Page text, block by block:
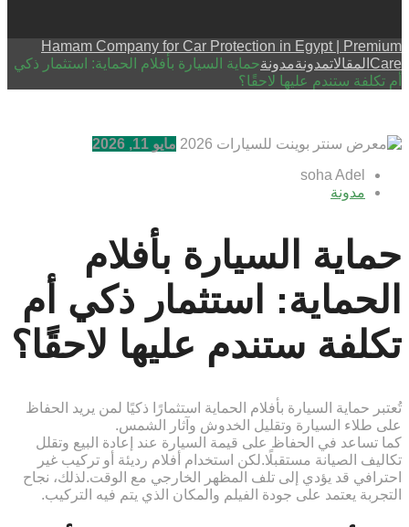
Hamam Company for Car Protection in Egypt | Premium
Care المقالاتمدونةمدونةحماية السيارة بأفلام الحماية: استثمار ذكي
أم تكلفة ستندم عليها لاحقًا؟
مايو 11, 2026
soha Adel
مدونة
حماية السيارة بأفلام
الحماية: استثمار ذكي أم
تكلفة ستندم عليها لاحقًا؟
تُعتبر حماية السيارة بأفلام الحماية استثمارًا ذكيًا لمن يريد الحفاظ
على طلاء السيارة وتقليل الخدوش وآثار الشمس.
كما تساعد في الحفاظ على قيمة السيارة عند إعادة البيع وتقلل
تكاليف الصيانة مستقبلًا.لكن استخدام أفلام رديئة أو تركيب غير
احترافي قد يؤدي إلى تلف المظهر الخارجي مع الوقت.لذلك، نجاح
التجربة يعتمد على جودة الفيلم والمكان الذي يتم فيه التركيب.